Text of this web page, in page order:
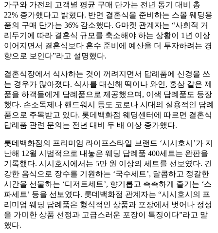
가구와 가전의 고객별 평균 구매 단가는 전년 동기 대비 총
22% 증가했다고 밝혔다. 반면 결혼식을 준비하는 스몰 웨딩용
품의 구매 단가는 36% 감소했다. G마켓 관계자는 “사회적 거
리두기에 따라 결혼식 규모를 축소해야 하는 상황이 1년 이상
이어지면서 결혼식보다 혼수 준비에 예산을 더 투자하려는 경
향으로 보인다”라고 설명했다.
결혼식장에서 식사하는 것이 꺼려지면서 답례품에 신경을 쓰
는 경우가 많아졌다. 식사를 대신해 떡이나 와인, 홍삼 같은 제
품을 하객들에게 답례품으로 제공했으며, 이색 답례품도 등장
했다. 손소독제나 핸드워시 등도 코로나 시대의 실용적인 답례
품으로 주목받고 있다. 롯데백화점 웨딩센터에 따르면 결혼식
답례품 관련 문의는 전년 대비 두 배 이상 증가했다.
롯데백화점의 프리미엄 라이프스타일 브랜드 ‘시시호시’가 지
난해 12월 시범적으로 내놓은 웨딩 답례품 400세트는 완판을
기록했다. 시시호시에서는 5만 원 이상의 세트를 선보였다. 건
강한 음식으로 장수를 기원하는 ‘국수세트’, 달콤하고 정갈한
시간을 선물하는 ‘디저트세트’, 향기롭고 촉촉하게 즐기는 ‘스
파세트’ 등을 선보였다. 롯데백화점 관계자는 “시시호시의 프
리미엄 웨딩 답례품은 형식적인 상품과 포장에서 벗어나 정성
을 가미한 상품 선정과 고급스러운 포장이 특징이다”라고 말
했다.